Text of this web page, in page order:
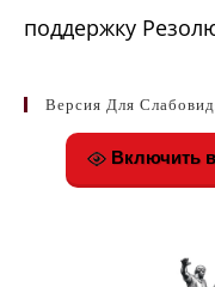
поддержку
Версия Для
Включить